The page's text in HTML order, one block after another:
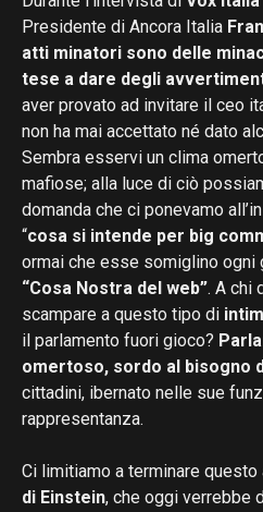
Presidente di Ancora Italia
atti minatori sono delle
tese a dare degli
aver provato ad invitare il ceo
non ha mai accettato né dato
Sembra esservi un clima
mafiose; alla luce di ciò
domanda che ci ponevamo
“cosa si intende per big
ormai che esse somiglino ogni
“Cosa Nostra del web”. A chi
scampare a questo tipo di
il parlamento fuori gioco?
omertoso, sordo al bisogno
cittadini, ibernato nelle sue
rappresentanza.
Ci limitiamo a terminare questo
di Einstein, che oggi verrebbe